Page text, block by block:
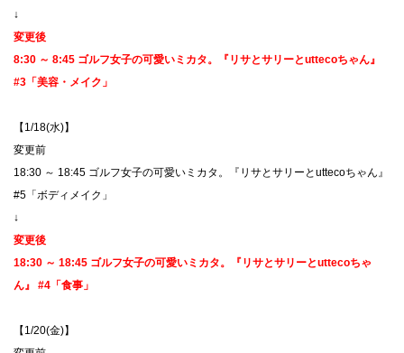
↓
変更後
8:30 ～ 8:45 ゴルフ女子の可愛いミカタ。『リサとサリーとuttecoちゃん』
#3「美容・メイク」
【1/18(水)】
​変更前
18:30 ～ 18:45 ゴルフ女子の可愛いミカタ。『リサとサリーとuttecoちゃん』
#5「ボディメイク」
↓
変更後
18:30 ～ 18:45 ゴルフ女子の可愛いミカタ。『リサとサリーとuttecoちゃ
ん』 #4「食事」
【1/20(金)】